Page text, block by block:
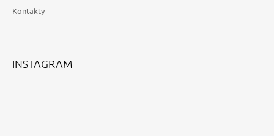
Kontakty
INSTAGRAM